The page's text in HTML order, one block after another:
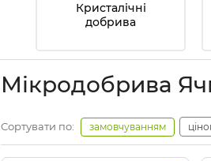
Кристалічні
добрива
Мікродобрива
Сортувати по: замовчуванням